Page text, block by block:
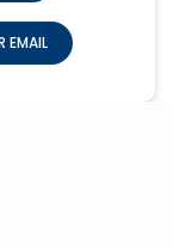
EMAIL